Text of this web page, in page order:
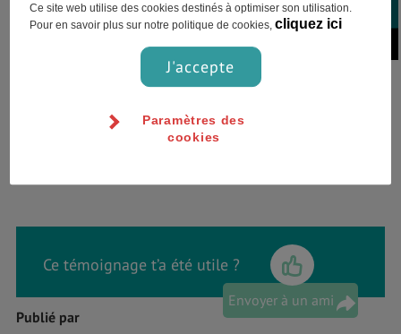
Paradis des petits budget. Sorties, nourriture, transport...
Ce témoignage t’a été utile ?
Envoyer à un ami
Publié par
Ce site web utilise des cookies destinés à optimiser son utilisation.
Pour en savoir plus sur notre politique de cookies,cliquez ici
J'accepte
Paramètres des
cookies